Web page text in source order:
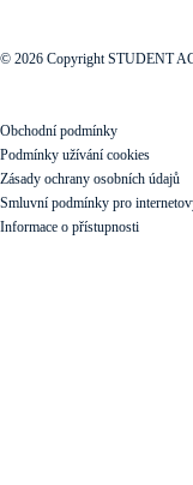
© 2026 Copyright STUDENT
Obchodní podmínky
Podmínky užívání cookies
Zásady ochrany osobních údajů
Smluvní podmínky pro
Informace o přístupnosti